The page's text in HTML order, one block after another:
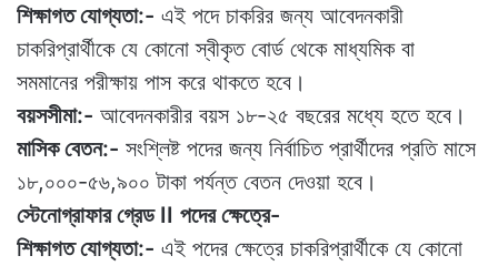
শিক্ষাগত যোগ্যতা:- এই পদে চাকরির জন্য আবেদনকারী
চাকরিপ্রার্থীকে যে কোনো স্বীকৃত বোর্ড থেকে মাধ্যমিক বা
সমমানের পরীক্ষায় পাস করে থাকতে হবে।
বয়সসীমা:- আবেদনকারীর বয়স ১৮-২৫ বছরের মধ্যে হতে হবে।
মাসিক বেতন:- সংশ্লিষ্ট পদের জন্য নির্বাচিত প্রার্থীদের প্রতি মাসে
১৮,০০০-৫৬,৯০০ টাকা পর্যন্ত বেতন দেওয়া হবে।
স্টেনোগ্রাফার গ্রেড II পদের ক্ষেত্রে-
শিক্ষাগত যোগ্যতা:- এই পদের ক্ষেত্রে চাকরিপ্রার্থীকে যে কোনো